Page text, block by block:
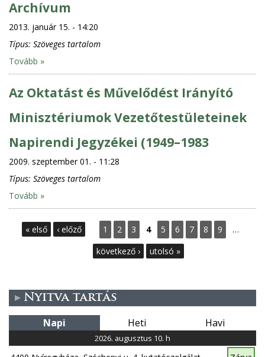
Archívum
2013. január 15. - 14:20
Típus: Szöveges tartalom
Tovább »
Az Oktatást és Művelődést Irányító
Minisztériumok Vezetőtestületeinek
Napirendi Jegyzékei (1949–1983
2009. szeptember 01. - 11:28
Típus: Szöveges tartalom
Tovább »
a
l
a
« első ‹ előző 1 2 3 4 5 6 7 8 9
…
következő ›
utolsó »
Nyitva tartás
Napi Heti Havi
2026. augusztus 10. h